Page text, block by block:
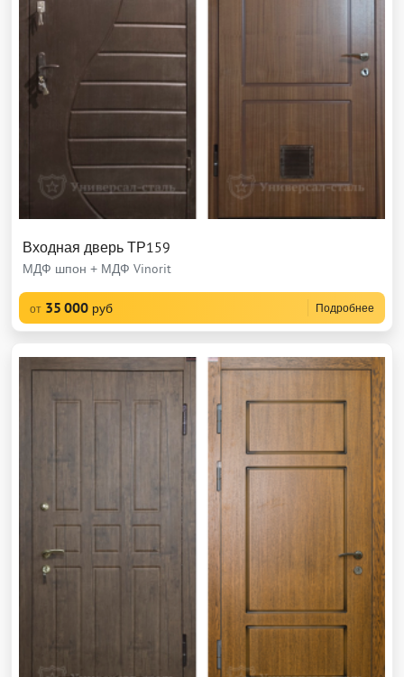
Входная дверь ТР159
МДФ шпон + МДФ Vinorit
от 35 000 руб Подробнее